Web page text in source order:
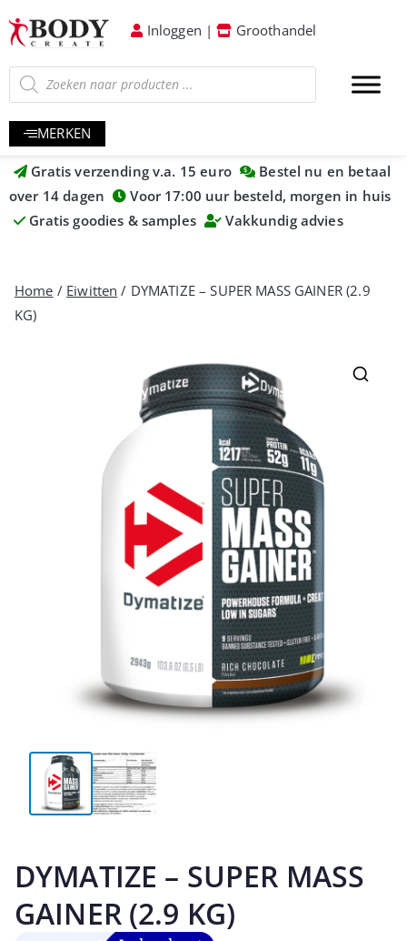
Inloggen | Groothandel
MERKEN
Gratis verzending v.a. 15 euro
Bestel nu en betaal
over 14 dagen
Voor 17:00 uur besteld, morgen in huis
Gratis goodies & samples
Vakkundig advies
Home / Eiwitten / DYMATIZE – SUPER MASS GAINER (2.9
KG)
DYMATIZE – SUPER MASS
GAINER (2.9 KG)